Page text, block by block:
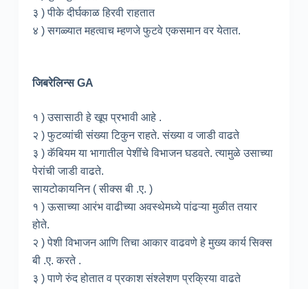
३ ) पीके दीर्घकाळ हिरवी राहतात
४ ) सगळ्यात महत्वाच म्हणजे फुटवे एकसमान वर येतात.
जिबरेलिन्स GA
१ ) उसासाठी हे खूप प्रभावी आहे .
२ ) फुटव्यांची संख्या टिकुन राहते. संख्या व जाडी वाढते
३ ) कॅबियम या भागातील पेशींचे विभाजन घडवते. त्यामुळे उसाच्या
पेरांची जाडी वाढते.
सायटोकायनिन ( सीक्स बी .ए. )
१ ) ऊसाच्या आरंभ वाढीच्या अवस्थेमध्ये पांढऱ्या मुळीत तयार
होते.
२ ) पेशी विभाजन आणि तिचा आकार वाढवणे हे मुख्य कार्य सिक्स
बी .ए. करते .
३ ) पाणे रुंद होतात व प्रकाश संश्लेशण प्रक्रिया वाढते